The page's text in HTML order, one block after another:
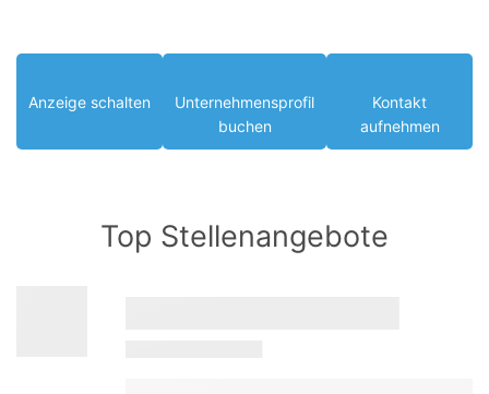
Anzeige schalten
Unternehmensprofil
buchen
Kontakt
aufnehmen
Top Stellenangebote